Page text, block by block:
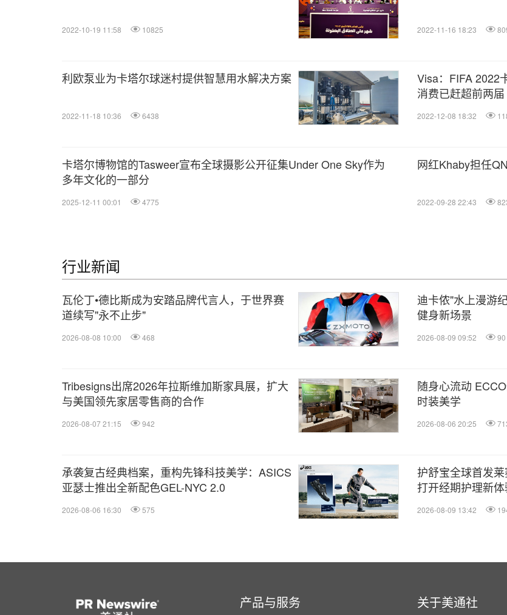
2022-10-19 11:58 10825 2022-11-16 18:23
利欧泵业为卡塔尔球迷村提供智慧用水解决方案
2022-11-18 10:36 6438
Visa：FIFA 2022
消费已赶超前两届
2022-12-08 18:32
卡塔尔博物馆的Tasweer宣布全球摄影公开征集Under One Sky作为
多年文化的一部分
2025-12-11 00:01 4775
网红Khaby担任
2022-09-28 22:43
行业新闻
瓦伦丁•德比斯成为安踏品牌代言人，于世界赛
道续写"永不止步"
2026-08-08 10:00 468
迪卡侬"水上漫游
健身新场景
2026-08-09 09:52 90
Tribesigns出席2026年拉斯维加斯家具展，扩大
与美国领先家居零售商的合作
2026-08-07 21:15 942
随身心流动
时装美学
2026-08-06 20:25
承袭复古经典档案，重构先锋科技美学：ASICS
亚瑟士推出全新配色GEL-NYC 2.0
2026-08-06 16:30 575
护舒宝全球首发
打开经期护理新
2026-08-09 13:42
产品与服务 关于美通社